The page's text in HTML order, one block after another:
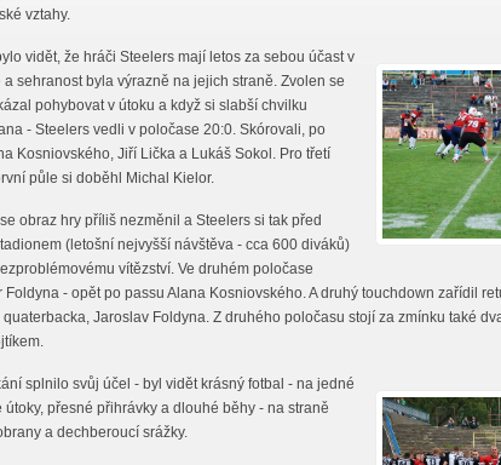
vztahy.
vidět, že hráči Steelers mají letos za sebou účast v
a sehranost byla výrazně na jejich straně. Zvolen se
pohybovat v útoku a když si slabší chvilku
- Steelers vedli v poločase 20:0. Skórovali, po
Kosniovského, Jiří Lička a Lukáš Sokol. Pro třetí
půle si doběhl Michal Kielor.
obraz hry příliš nezměnil a Steelers si tak před
(letošní nejvyšší návštěva - cca 600 diváků)
vítězství. Ve druhém poločase
Foldyna - opět po passu Alana Kosniovského. A druhý touchdown zařídil
Jaroslav Foldyna. Z druhého poločasu stojí za zmínku také
splnilo svůj účel - byl vidět krásný fotbal - na jedné
útoky, přesné přihrávky a dlouhé běhy - na straně
a dechberoucí srážky.